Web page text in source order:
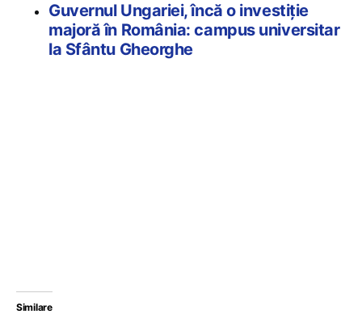
Guvernul Ungariei, încă o investiție
majoră în România: campus universitar
la Sfântu Gheorghe
Similare